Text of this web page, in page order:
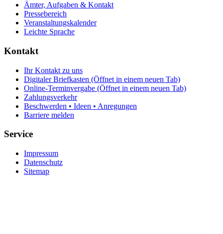
Ämter, Aufgaben & Kontakt
Pressebereich
Veranstaltungskalender
Leichte Sprache
Kontakt
Ihr Kontakt zu uns
Digitaler Briefkasten (Öffnet in einem neuen Tab)
Online-Terminvergabe (Öffnet in einem neuen Tab)
Zahlungsverkehr
Beschwerden • Ideen • Anregungen
Barriere melden
Service
Impressum
Datenschutz
Sitemap